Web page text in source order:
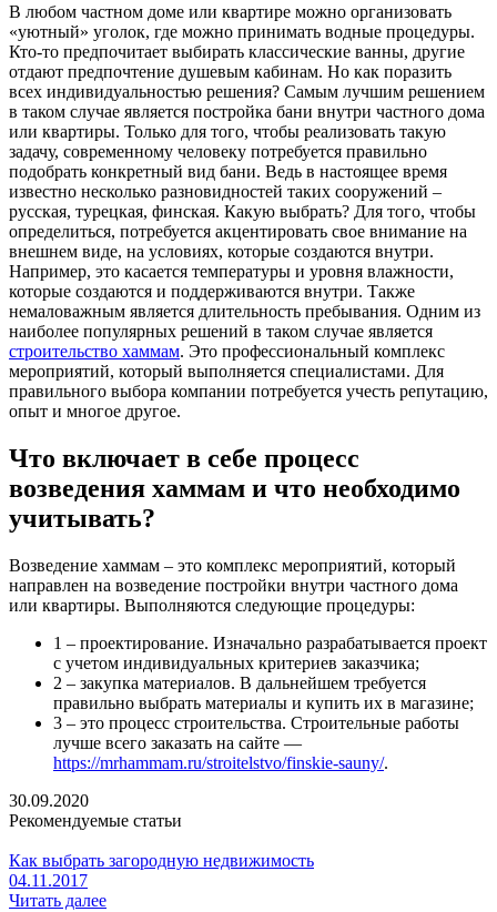
В любом частном доме или квартире можно организовать
«уютный» уголок, где можно принимать водные процедуры.
Кто-то предпочитает выбирать классические ванны, другие
отдают предпочтение душевым кабинам. Но как поразить
всех индивидуальностью решения? Самым лучшим решением
в таком случае является постройка бани внутри частного дома
или квартиры. Только для того, чтобы реализовать такую
задачу, современному человеку потребуется правильно
подобрать конкретный вид бани. Ведь в настоящее время
известно несколько разновидностей таких сооружений –
русская, турецкая, финская. Какую выбрать? Для того, чтобы
определиться, потребуется акцентировать свое внимание на
внешнем виде, на условиях, которые создаются внутри.
Например, это касается температуры и уровня влажности,
которые создаются и поддерживаются внутри. Также
немаловажным является длительность пребывания. Одним из
наиболее популярных решений в таком случае является
cтроительство хаммам. Это профессиональный комплекс
мероприятий, который выполняется специалистами. Для
правильного выбора компании потребуется учесть репутацию,
опыт и многое другое.
Что включает в себе процесс
возведения хаммам и что необходимо
учитывать?
Возведение хаммам – это комплекс мероприятий, который
направлен на возведение постройки внутри частного дома
или квартиры. Выполняются следующие процедуры:
1 – проектирование. Изначально разрабатывается проект
с учетом индивидуальных критериев заказчика;
2 – закупка материалов. В дальнейшем требуется
правильно выбрать материалы и купить их в магазине;
3 – это процесс строительства. Строительные работы
лучше всего заказать на сайте —
https://mrhammam.ru/stroitelstvo/finskie-sauny/.
30.09.2020
Рекомендуемые статьи
Как выбрать загородную недвижимость
04.11.2017
Читать далее